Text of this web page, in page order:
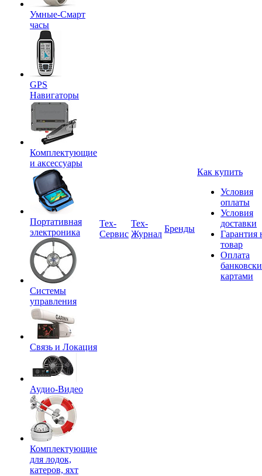
Умные-Смарт
часы
GPS
Навигаторы
Комплектующие
и аксессуары
Портативная
электроника
Системы
управления
Связь и Локация
Аудио-Видео
Комплектующие
для лодок,
катеров, яхт
Tex-
Сервис
Тех-
Журнал
Бренды
Как купить
Условия
оплаты
Условия
доставки
Гарантия
товар
Оплата
картами